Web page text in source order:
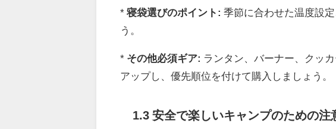
*寝袋選びのポイント: 季節に合わせた温度設
う。
* その他必須ギア: ランタン、バーナー、クッ
アップし、優先順位を付けて購入しましょう。
1.3 安全で楽しいキャンプのための注